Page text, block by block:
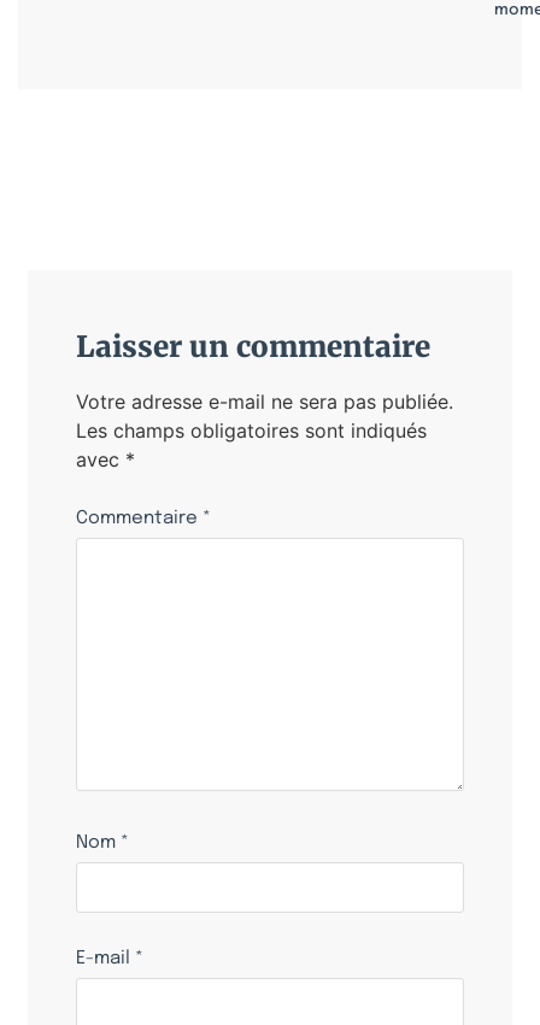
Laisser un commentaire
Votre adresse e-mail ne sera pas publiée.
Les champs obligatoires sont indiqués
avec *
Commentaire *
Nom *
E-mail *